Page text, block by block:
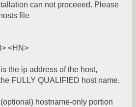
can not proceeed. Please
file
<HN>
the ip address of the host,
FULLY QUALIFIED host name,
hostname-only portion